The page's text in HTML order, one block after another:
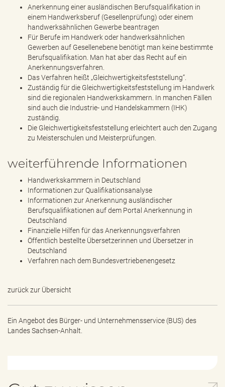
Anerkennung einer ausländischen Berufsqualifikation in
einem Handwerksberuf (Gesellenprüfung) oder einem
handwerksähnlichen Gewerbe beantragen
Für Berufe im Handwerk oder handwerksähnlichen
Gewerben auf Gesellenebene benötigt man keine bestimmte
Berufsqualifikation. Man hat aber das Recht auf ein
Anerkennungsverfahren.
Das Verfahren heißt „Gleichwertigkeitsfeststellung“.
Zuständig für die Gleichwertigkeitsfeststellung im Handwerk
sind die regionalen Handwerkskammern. In manchen Fällen
sind auch die Industrie- und Handelskammern (IHK)
zuständig.
Die Gleichwertigkeitsfeststellung erleichtert auch den Zugang
zu Meisterschulen und Meisterprüfungen.
weiterführende Informationen
Handwerkskammern in Deutschland
Informationen zur Qualifikationsanalyse
Informationen zur Anerkennung ausländischer
Berufsqualifikationen auf dem Portal Anerkennung in
Deutschland
Finanzielle Hilfen für das Anerkennungsverfahren
Öffentlich bestellte Übersetzerinnen und Übersetzer in
Deutschland
Verfahren nach dem Bundesvertriebenengesetz
zurück zur Übersicht
Ein Angebot des Bürger- und Unternehmensservice (BUS) des
Landes Sachsen-Anhalt.